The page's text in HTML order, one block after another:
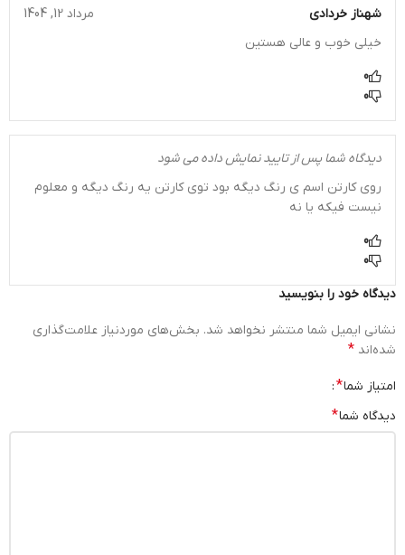
شهناز خردادی
مرداد 12, 1404
خیلی خوب و عالی هستین
0
0
دیدگاه شما پس از تایید نمایش داده می شود
روی کارتن اسم ی رنگ دیگه بود توی کارتن یه رنگ دیگه و معلوم
نیست فیکه یا نه
0
0
دیدگاه خود را بنویسید
نشانی ایمیل شما منتشر نخواهد شد. بخش‌های موردنیاز علامت‌گذاری
شده‌اند *
امتیاز شما*
دیدگاه شما*